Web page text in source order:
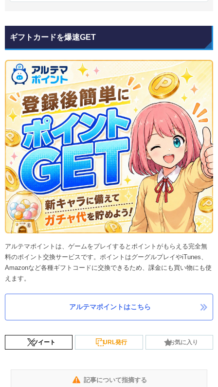
ギフトカードを爆速GET
アルテマポイントは、ゲームをプレイするとポイントがもらえる完全無
料のポイント交換サービスです。ポイントはグーグルプレイやiTunes、
Amazonなど各種ギフトコードに交換できるため、課金にも買い物にも使
えます。
アルテマポイントはこちら
ツイート URL発行 お気に入り
記事について指摘する